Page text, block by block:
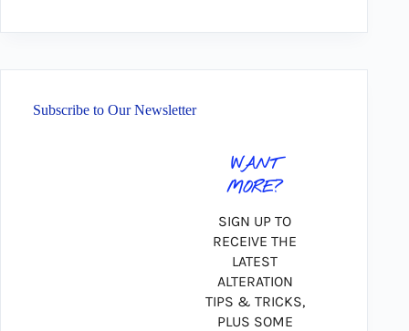
Subscribe to Our Newsletter
WANT
MORE?
SIGN UP TO
RECEIVE THE
LATEST
ALTERATION
TIPS & TRICKS,
PLUS SOME